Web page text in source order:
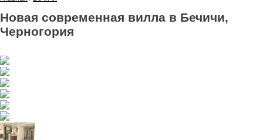
Новая современная вилла в Бечичи,
Черногория